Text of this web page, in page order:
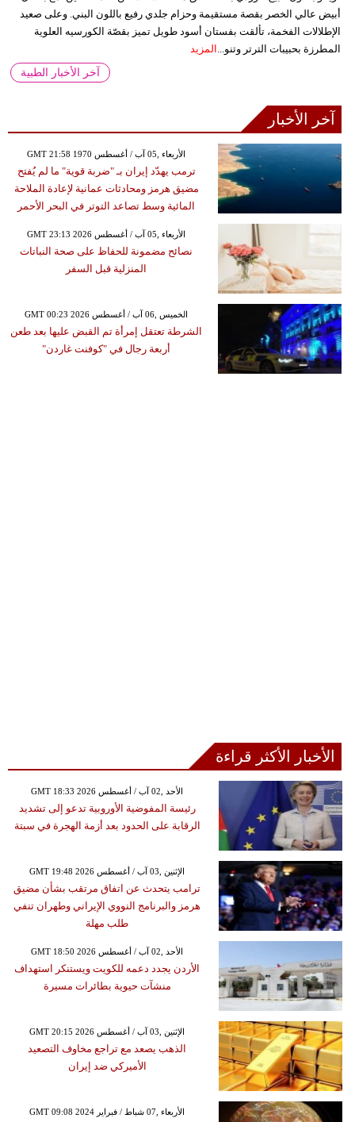
أبيض عالي الخصر بقصة مستقيمة وحزام جلدي رفيع باللون البني. وعلى صعيد
الإطلالات الفخمة، تألقت بفستان أسود طويل تميز بقصّة الكورسيه العلوية
المطرزة بحبيبات الترتر وتنو... المزيد
آخر الأخبار الطبية
آخر الأخبار
GMT 21:58 1970 الأربعاء ,05 آب / أغسطس
ترمب يهدّد إيران بـ "ضربة قوية" ما لم يُفتح
مضيق هرمز ومحادثات عمانية لإعادة الملاحة
المائية وسط تصاعد التوتر في البحر الأحمر
GMT 23:13 2026 الأربعاء ,05 آب / أغسطس
نصائح مضمونة للحفاظ على صحة النباتات
المنزلية قبل السفر
GMT 00:23 2026 الخميس ,06 آب / أغسطس
الشرطة تعتقل إمرأة تم القبض عليها بعد طعن
أربعة رجال في "كوفنت غاردن"
الأخبار الأكثر قراءة
GMT 18:33 2026 الأحد ,02 آب / أغسطس
رئيسة المفوضية الأوروبية تدعو إلى تشديد
الرقابة على الحدود بعد أزمة الهجرة في سبتة
GMT 19:48 2026 الإثنين ,03 آب / أغسطس
ترامب يتحدث عن اتفاق مرتقب بشأن مضيق
هرمز والبرنامج النووي الإيراني وطهران تنفي
طلب مهلة
GMT 18:50 2026 الأحد ,02 آب / أغسطس
الأردن يجدد دعمه للكويت ويستنكر استهداف
منشآت حيوية بطائرات مسيرة
GMT 20:15 2026 الإثنين ,03 آب / أغسطس
الذهب يصعد مع تراجع مخاوف التصعيد
الأميركي ضد إيران
GMT 09:08 2024 الأربعاء ,07 شباط / فبراير